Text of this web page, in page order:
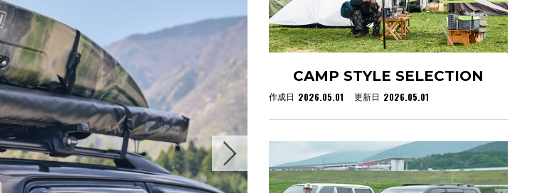
CAMP STYLE SELECTION
作成日 2026.05.01 更新日 2026.05.01